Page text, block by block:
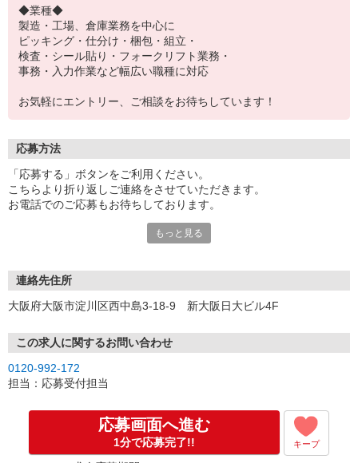
◆業種◆
製造・工場、倉庫業務を中心に
ピッキング・仕分け・梱包・組立・
検査・シール貼り・フォークリフト業務・
事務・入力作業など幅広い職種に対応
お気軽にエントリー、ご相談をお待ちしています！
応募方法
「応募する」ボタンをご利用ください。
こちらより折り返しご連絡をさせていただきます。
お電話でのご応募もお待ちしております。
※現地での面談対応も可能です。もっと見る
連絡先住所
大阪府大阪市淀川区西中島3-18-9 新大阪日大ビル4F
この求人に関するお問い合わせ
0120-992-172
担当：応募受付担当
応募画面へ進む
1分で応募完了!! キープ